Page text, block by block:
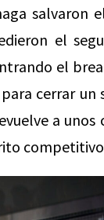
salvaron
el
el
cerrar un
a